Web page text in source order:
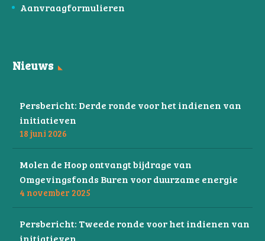
Aanvraagformulieren
Nieuws
Persbericht: Derde ronde voor het indienen van
initiatieven
18 juni 2026
Molen de Hoop ontvangt bijdrage van
Omgevingsfonds Buren voor duurzame energie
4 november 2025
Persbericht: Tweede ronde voor het indienen van